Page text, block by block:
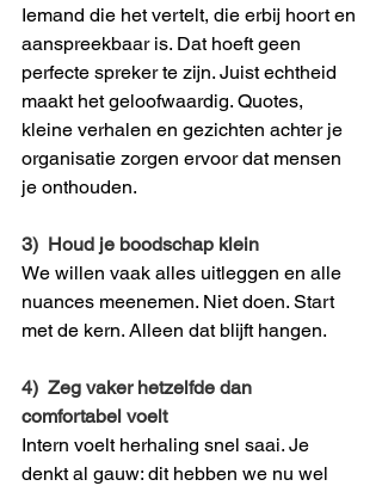
Iemand die het vertelt, die erbij hoort en
aanspreekbaar is. Dat hoeft geen
perfecte spreker te zijn. Juist echtheid
maakt het geloofwaardig. Quotes,
kleine verhalen en gezichten achter je
organisatie zorgen ervoor dat mensen
je onthouden.
3)  Houd je boodschap klein
We willen vaak alles uitleggen en alle
nuances meenemen. Niet doen. Start
met de kern. Alleen dat blijft hangen.
4)  Zeg vaker hetzelfde dan
comfortabel voelt
Intern voelt herhaling snel saai. Je
denkt al gauw: dit hebben we nu wel